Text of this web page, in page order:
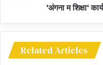
कार्यक्रम के तहत करीब 4662
क्विंटल से अधिक कम्पोस्ट का
सामुदायिक बाड़ी कार्यक्रम के तहत
‘अंगना म शिक्षा‘
Related Articles